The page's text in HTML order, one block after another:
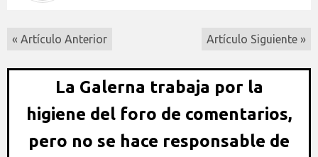
« Artículo Anterior Artículo Siguiente »
La Galerna trabaja por la
higiene del foro de comentarios,
pero no se hace responsable de